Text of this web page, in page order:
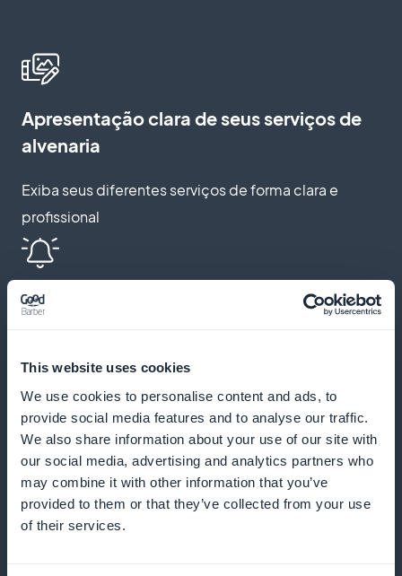
This website uses cookies
We use cookies to personalise content and ads, to
provide social media features and to analyse our traffic.
We also share information about your use of our site with
our social media, advertising and analytics partners who
may combine it with other information that you’ve
provided to them or that they’ve collected from your use
of their services.
Apresentação clara de seus serviços de
alvenaria
Exiba seus diferentes serviços de forma clara e
profissional
Lembretes automáticos e notificações
Envie lembretes e notificações para reduzir o não
comparecimento e incentivar as reservas regulares
Programa de fidelidade para seus
clientes